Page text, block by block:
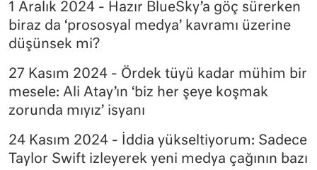
1 Aralık 2024 - Hazır BlueSky’a göç sürerken
biraz da ‘prososyal medya’ kavramı üzerine
düşünsek mi?
27 Kasım 2024 - Ördek tüyü kadar mühim bir
mesele: Ali Atay’ın ‘biz her şeye koşmak
zorunda mıyız’ isyanı
24 Kasım 2024 - İddia yükseltiyorum: Sadece
Taylor Swift izleyerek yeni medya çağının bazı